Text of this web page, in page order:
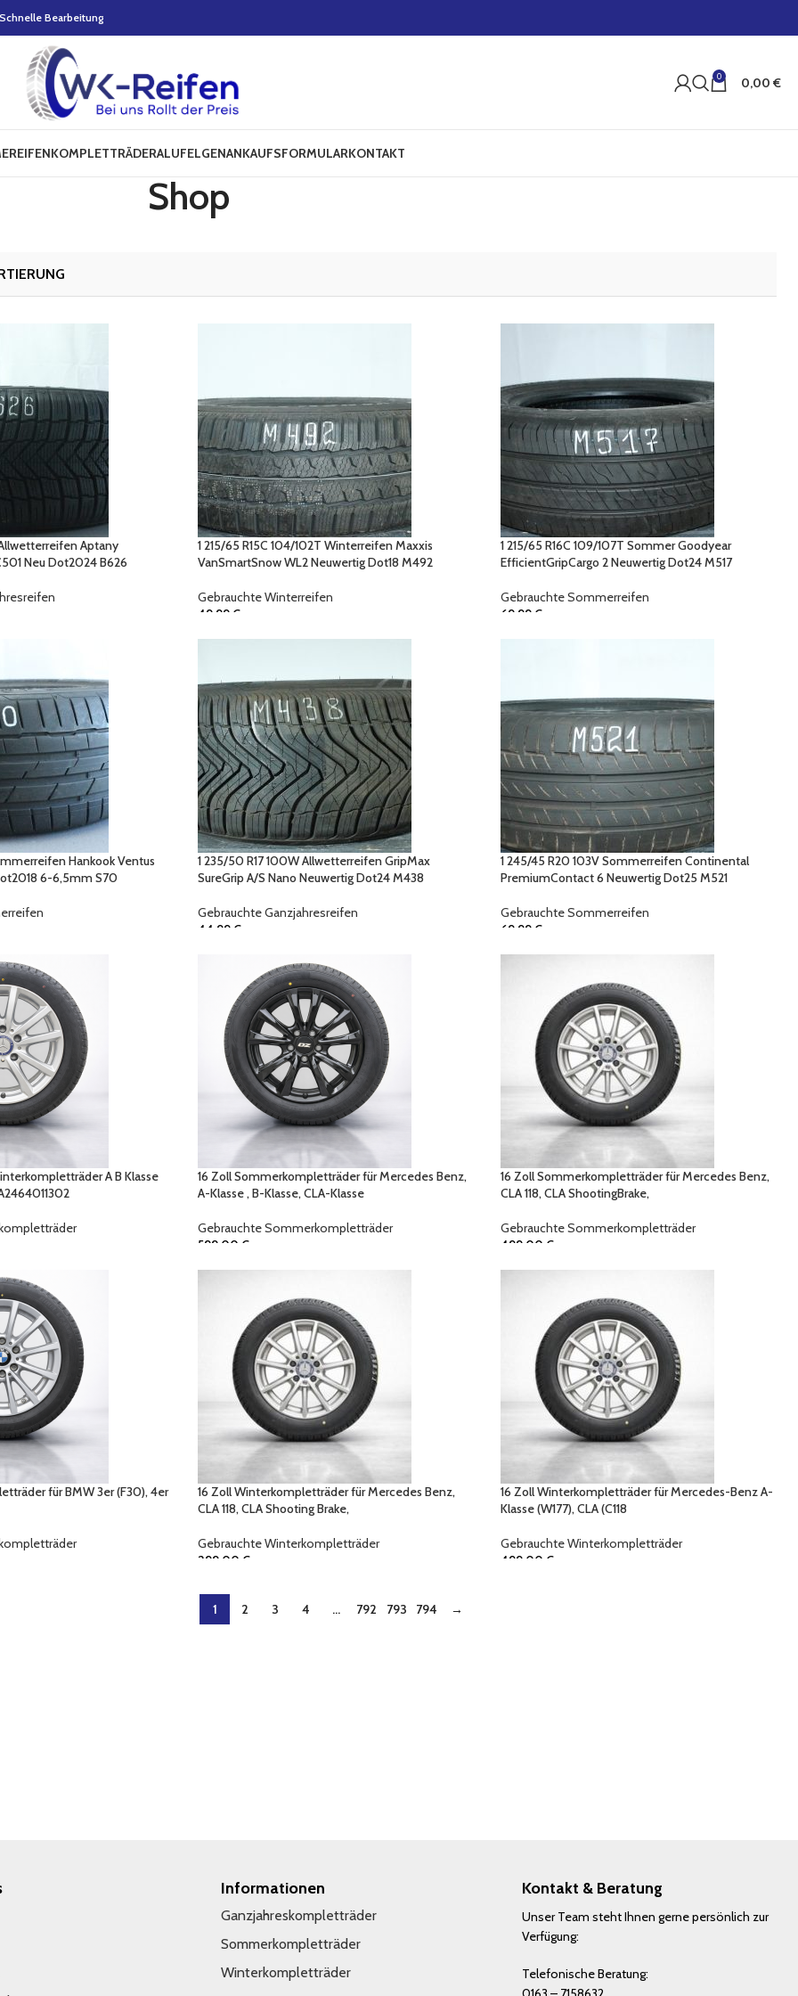
Bearbeitung
0 0,00 €
REIFENKOMPLETTRÄDERALUFELGENANKAUFSFORMULARKONTAKT
Shop
Aptany
Neu Dot2024 B626
1 215/65 R15C 104/102T Winterreifen Maxxis
VanSmartSnow WL2 Neuwertig Dot18 M492
Gebrauchte Winterreifen
49,99 €
1 215/65 R16C 109/107T Sommer Goodyear
EfficientGripCargo 2 Neuwertig Dot24 M517
Gebrauchte Sommerreifen
69,99 €
Hankook Ventus
6-6,5mm S70
1 235/50 R17 100W Allwetterreifen GripMax
SureGrip A/S Nano Neuwertig Dot24 M438
Gebrauchte Ganzjahresreifen
44,99 €
1 245/45 R20 103V Sommerreifen Continental
PremiumContact 6 Neuwertig Dot25 M521
Gebrauchte Sommerreifen
69,99 €
A B Klasse
16 Zoll Sommerkompletträder für Mercedes Benz,
A-Klasse , B-Klasse, CLA-Klasse
Gebrauchte Sommerkompletträder
599,00 €
16 Zoll Sommerkompletträder für Mercedes Benz,
CLA 118, CLA ShootingBrake,
Gebrauchte Sommerkompletträder
499,00 €
für BMW 3er (F30), 4er
16 Zoll Winterkompletträder für Mercedes Benz,
CLA 118, CLA Shooting Brake,
Gebrauchte Winterkompletträder
299,00 €
16 Zoll Winterkompletträder für Mercedes-Benz A-
Klasse (W177), CLA (C118
Gebrauchte Winterkompletträder
499,00 €
1 2 3 4 … 792 793 794 →
Informationen
Ganzjahreskompletträder
Sommerkompletträder
Winterkompletträder
Kontakt & Beratung
Unser Team steht Ihnen gerne persönlich zur
Verfügung:
Telefonische Beratung: